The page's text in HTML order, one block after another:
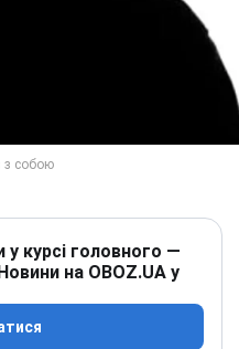
курсі головного —
на OBOZ.UA у